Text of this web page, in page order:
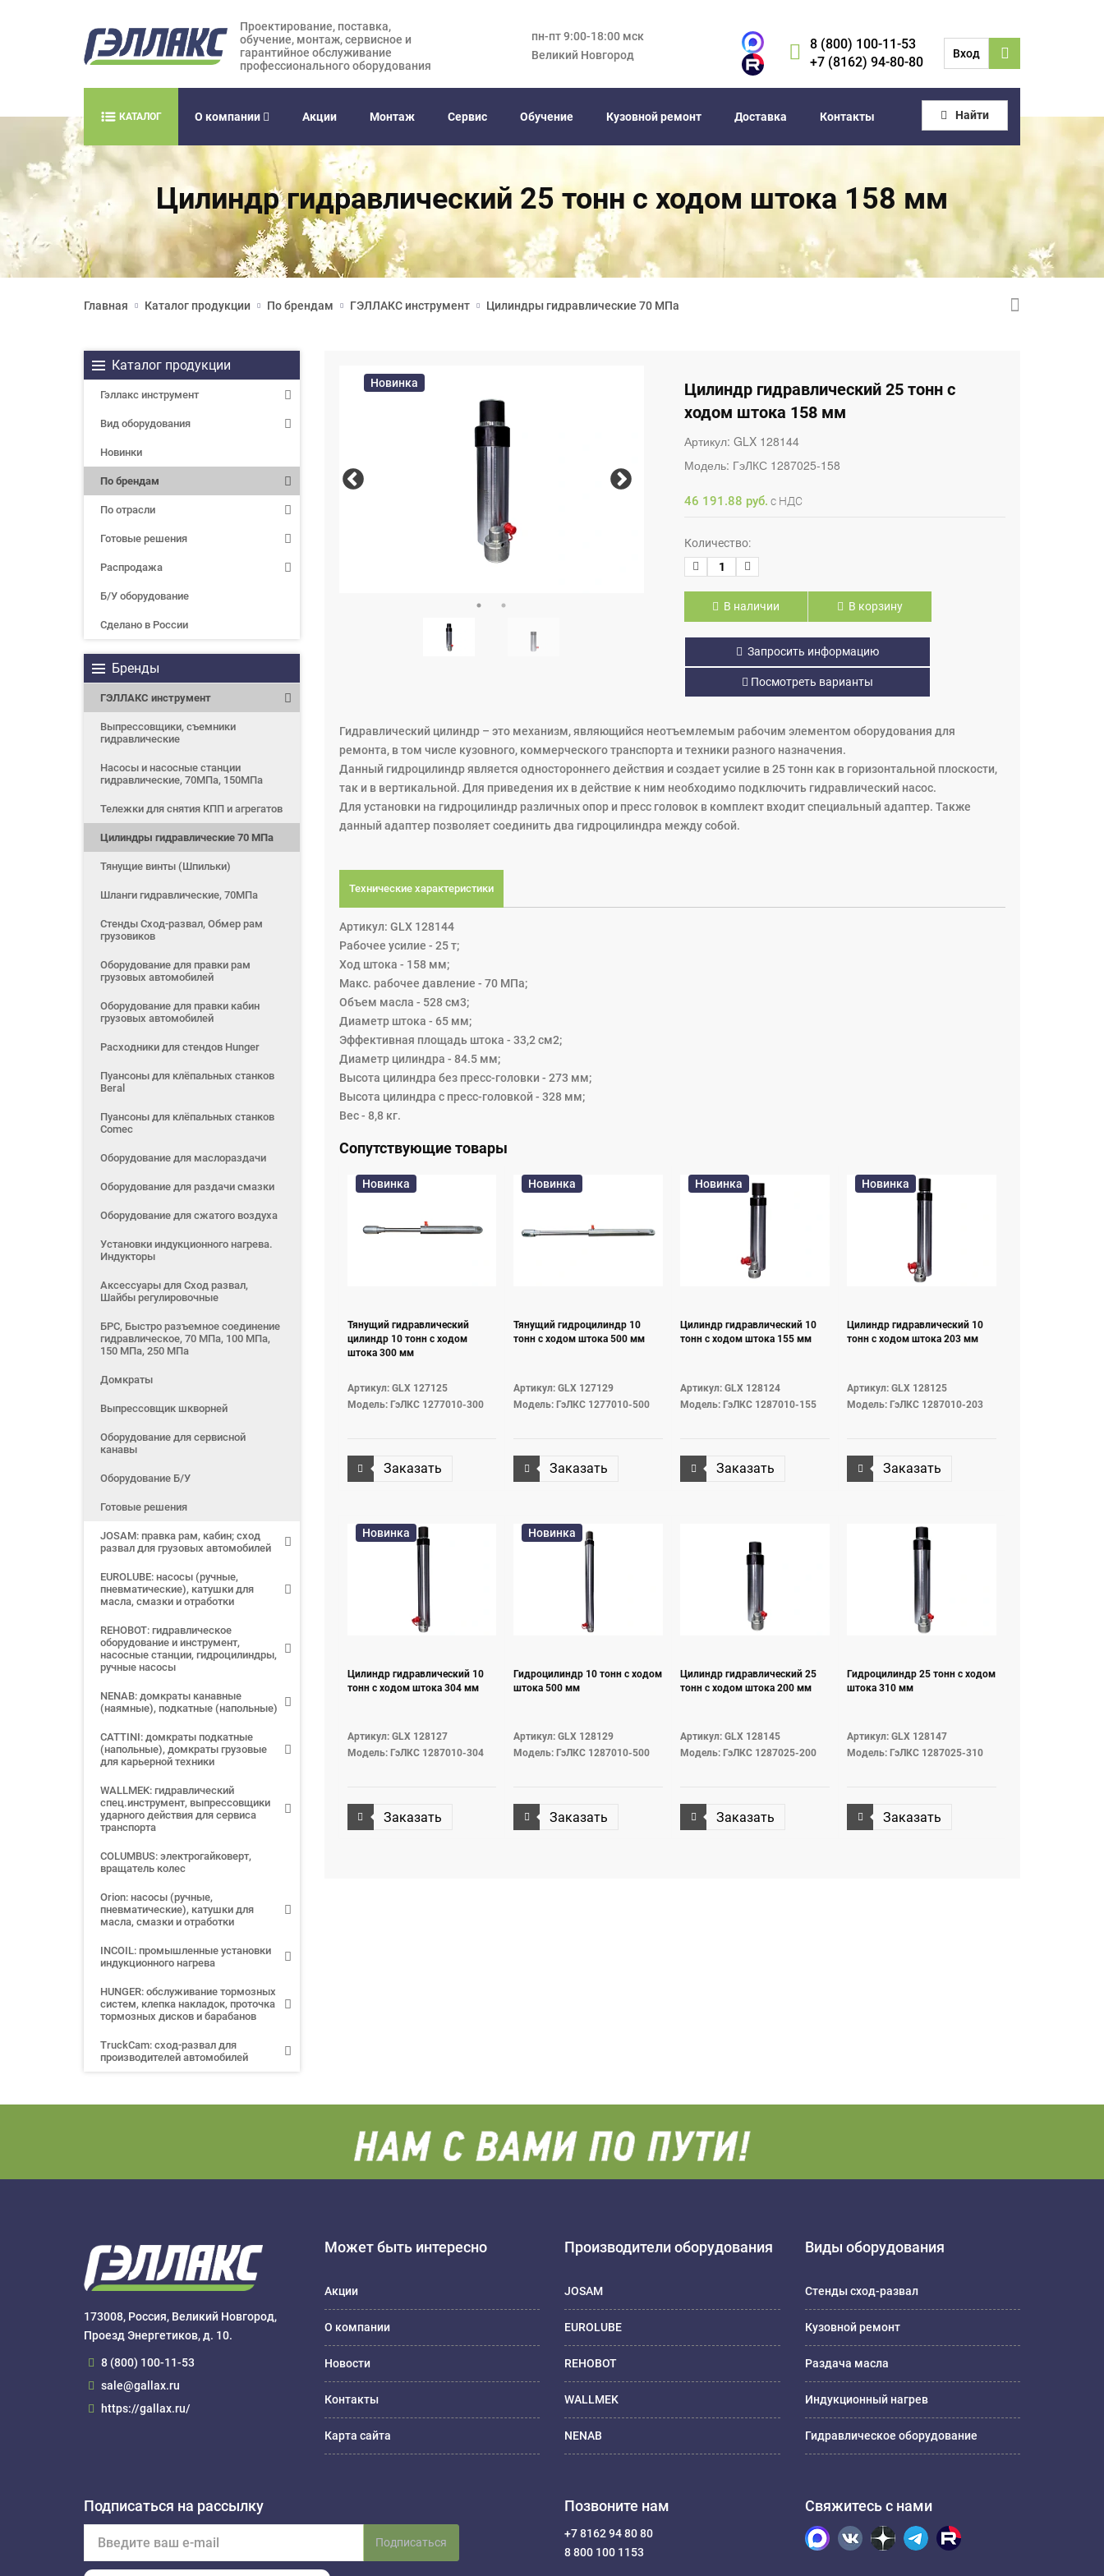
Проектирование, поставка,
обучение, монтаж, сервисное и
гарантийное обслуживание
профессионального оборудования
пн-пт 9:00-18:00 мск
Великий Новгород
8 (800) 100-11-53
+7 (8162) 94-80-80
Вход
КАТАЛОГ О компании Акции Монтаж Сервис Обучение Кузовной ремонт Доставка Контакты Найти
Цилиндр гидравлический 25 тонн с ходом штока 158 мм
Главная Каталог продукции По брендам ГЭЛЛАКС инструмент Цилиндры гидравлические 70 МПа
Каталог продукции
Гэллакс инструмент
Вид оборудования
Новинки
По брендам
По отрасли
Готовые решения
Распродажа
Б/У оборудование
Сделано в России
Бренды
ГЭЛЛАКС инструмент
Выпрессовщики, съемники
гидравлические
Насосы и насосные станции
гидравлические, 70МПа, 150МПа
Тележки для снятия КПП и агрегатов
Цилиндры гидравлические 70 МПа
Тянущие винты (Шпильки)
Шланги гидравлические, 70МПа
Стенды Сход-развал, Обмер рам
грузовиков
Оборудование для правки рам
грузовых автомобилей
Оборудование для правки кабин
грузовых автомобилей
Расходники для стендов Hunger
Пуансоны для клёпальных станков
Beral
Пуансоны для клёпальных станков
Comec
Оборудование для маслораздачи
Оборудование для раздачи смазки
Оборудование для сжатого воздуха
Установки индукционного нагрева.
Индукторы
Аксессуары для Сход развал,
Шайбы регулировочные
БРС, Быстро разъемное соединение
гидравлическое, 70 МПа, 100 МПа,
150 МПа, 250 МПа
Домкраты
Выпрессовщик шкворней
Оборудование для сервисной
канавы
Оборудование Б/У
Готовые решения
JOSAM: правка рам, кабин; сход
развал для грузовых автомобилей
EUROLUBE: насосы (ручные,
пневматические), катушки для
масла, смазки и отработки
REHOBOT: гидравлическое
оборудование и инструмент,
насосные станции, гидроцилиндры,
ручные насосы
NENAB: домкраты канавные
(наямные), подкатные (напольные)
CATTINI: домкраты подкатные
(напольные), домкраты грузовые
для карьерной техники
WALLMEK: гидравлический
спец.инструмент, выпрессовщики
ударного действия для сервиса
транспорта
COLUMBUS: электрогайковерт,
вращатель колес
Orion: насосы (ручные,
пневматические), катушки для
масла, смазки и отработки
INCOIL: промышленные установки
индукционного нагрева
HUNGER: обслуживание тормозных
систем, клепка накладок, проточка
тормозных дисков и барабанов
TruckCam: сход-развал для
производителей автомобилей
Новинка
Цилиндр гидравлический 25 тонн с
ходом штока 158 мм
Артикул:GLX 128144
Модель: ГэЛКС 1287025-158
46 191.88 руб. с НДС
Количество:
В наличии В корзину
Запросить информацию
Посмотреть варианты
Гидравлический цилиндр – это механизм, являющийся неотъемлемым рабочим элементом оборудования для
ремонта, в том числе кузовного, коммерческого транспорта и техники разного назначения.
Данный гидроцилиндр является одностороннего действия и создает усилие в 25 тонн как в горизонтальной плоскости,
так и в вертикальной. Для приведения их в действие к ним необходимо подключить гидравлический насос.
Для установки на гидроцилиндр различных опор и пресс головок в комплект входит специальный адаптер. Также
данный адаптер позволяет соединить два гидроцилиндра между собой.
Технические характеристики
Артикул: GLX 128144
Рабочее усилие - 25 т;
Ход штока - 158 мм;
Макс. рабочее давление - 70 МПа;
Объем масла - 528 см3;
Диаметр штока - 65 мм;
Эффективная площадь штока - 33,2 см2;
Диаметр цилиндра - 84.5 мм;
Высота цилиндра без пресс-головки - 273 мм;
Высота цилиндра с пресс-головкой - 328 мм;
Вес - 8,8 кг.
Сопутствующие товары
Новинка
Тянущий гидравлический
цилиндр 10 тонн с ходом
штока 300 мм
Артикул: GLX 127125
Модель: ГэЛКС 1277010-300
Заказать
Новинка
Тянущий гидроцилиндр 10
тонн с ходом штока 500 мм
Артикул: GLX 127129
Модель: ГэЛКС 1277010-500
Заказать
Новинка
Цилиндр гидравлический 10
тонн с ходом штока 155 мм
Артикул: GLX 128124
Модель: ГэЛКС 1287010-155
Заказать
Новинка
Цилиндр гидравлический 10
тонн с ходом штока 203 мм
Артикул: GLX 128125
Модель: ГэЛКС 1287010-203
Заказать
Новинка
Цилиндр гидравлический 10
тонн с ходом штока 304 мм
Артикул: GLX 128127
Модель: ГэЛКС 1287010-304
Заказать
Новинка
Гидроцилиндр 10 тонн с ходом
штока 500 мм
Артикул: GLX 128129
Модель: ГэЛКС 1287010-500
Заказать
Цилиндр гидравлический 25
тонн с ходом штока 200 мм
Артикул: GLX 128145
Модель: ГэЛКС 1287025-200
Заказать
Гидроцилиндр 25 тонн с ходом
штока 310 мм
Артикул: GLX 128147
Модель: ГэЛКС 1287025-310
Заказать
173008, Россия, Великий Новгород,
Проезд Энергетиков, д. 10.
8 (800) 100-11-53
sale@gallax.ru
https://gallax.ru/
Может быть интересно
Акции
О компании
Новости
Контакты
Карта сайта
Производители оборудования
JOSAM
EUROLUBE
REHOBOT
WALLMEK
NENAB
Виды оборудования
Стенды сход-развал
Кузовной ремонт
Раздача масла
Индукционный нагрев
Гидравлическое оборудование
Подписаться на рассылку
Подписаться
Позвоните нам
+7 8162 94 80 80
8 800 100 1153
Свяжитесь с нами